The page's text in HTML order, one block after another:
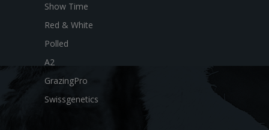
Show Time
Red & White
Polled
A2
GrazingPro
Swissgenetics